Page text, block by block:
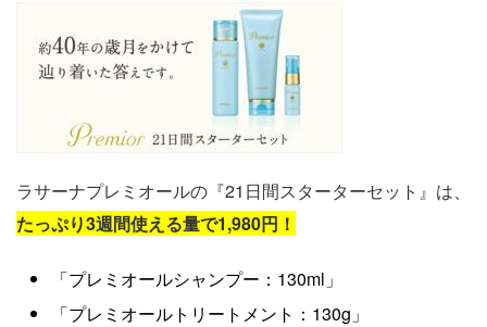
ラサーナプレミオールの『21日間スターターセット』は、
たっぷり3週間使える量で1,980円！
「プレミオールシャンプー：130ml」
「プレミオールトリートメント：130g」